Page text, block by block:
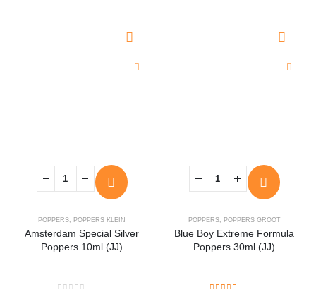
POPPERS, POPPERS KLEIN
Amsterdam Special Silver
Poppers 10ml (JJ)
POPPERS, POPPERS GROOT
Blue Boy Extreme Formula
Poppers 30ml (JJ)